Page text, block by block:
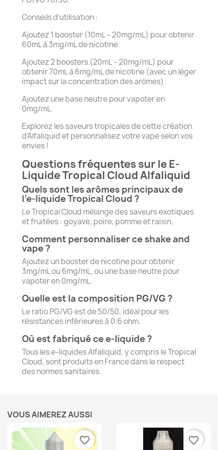
Conseils d’utilisation :
Ajoutez 1 booster (10mL – 20mg/mL) pour obtenir
60mL à 3mg/mL de nicotine
Ajoutez 2 boosters (20mL – 20mg/mL) pour
obtenir 70mL à 6mg/mL de nicotine (avec un léger
impact sur la concentration des arômes).
Ajoutez une base neutre pour vapoter en
0mg/mL.
Explorez les saveurs tropicales de cette création
d’Alfaliquid et personnalisez votre vape selon vos
envies !
Questions fréquentes sur le E-
Liquide Tropical Cloud Alfaliquid
Quels sont les arômes principaux de
l’e-liquide Tropical Cloud ?
Le Tropical Cloud mélange des saveurs exotiques
et fruitées : goyave, poire, pomme et raisin.
Comment personnaliser ce shake and
vape ?
Ajoutez un booster de nicotine pour obtenir
3mg/mL ou 6mg/mL, ou une base neutre pour
vapoter en 0mg/mL.
Quelle est la composition PG/VG ?
Le ratio PG/VG est de 50/50, idéal pour les
résistances inférieures à 0.6 ohm.
Où est fabriqué ce e-liquide ?
Tous les e-liquides Alfaliquid, y compris le Tropical
Cloud, sont produits en France dans le respect
des normes sanitaires.
VOUS AIMEREZ AUSSI
favorite_border favorite_border